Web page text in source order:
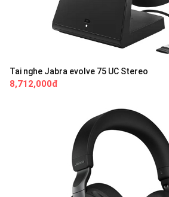
Tai nghe Jabra evolve 75 UC Stereo
8,712,000đ